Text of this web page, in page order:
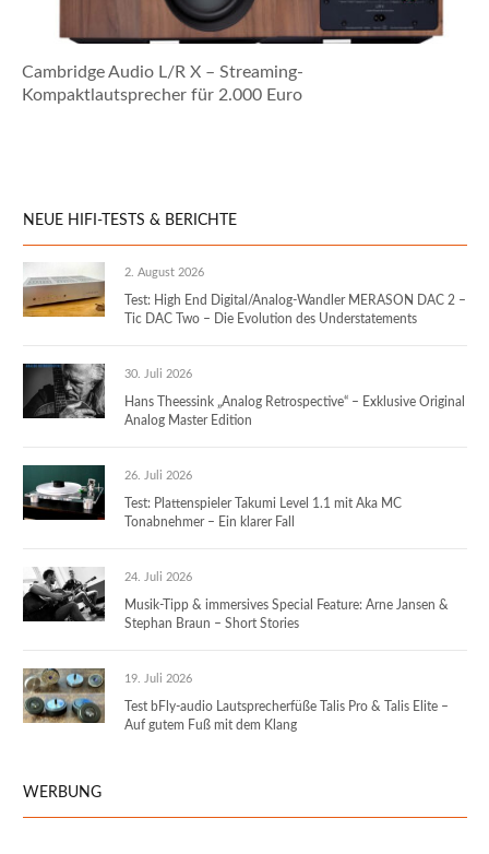
Cambridge Audio L/R X – Streaming-
Kompaktlautsprecher für 2.000 Euro
NEUE HIFI-TESTS & BERICHTE
2. August 2026
Test: High End Digital/Analog-Wandler MERASON DAC 2 –
Tic DAC Two – Die Evolution des Understatements
30. Juli 2026
Hans Theessink „Analog Retrospective“ – Exklusive Original
Analog Master Edition
26. Juli 2026
Test: Plattenspieler Takumi Level 1.1 mit Aka MC
Tonabnehmer – Ein klarer Fall
24. Juli 2026
Musik-Tipp & immersives Special Feature: Arne Jansen &
Stephan Braun – Short Stories
19. Juli 2026
Test bFly-audio Lautsprecherfüße Talis Pro & Talis Elite –
Auf gutem Fuß mit dem Klang
WERBUNG